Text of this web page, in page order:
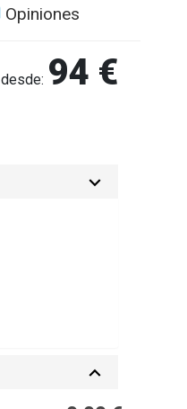
Opiniones
desde: 94 €